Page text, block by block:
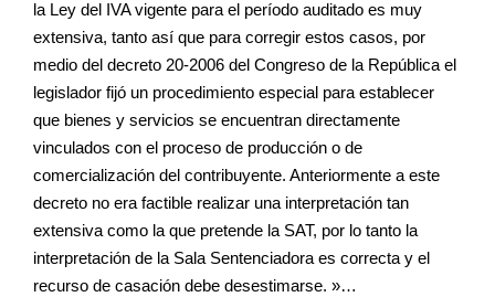
la Ley del IVA vigente para el período auditado es muy
extensiva, tanto así que para corregir estos casos, por
medio del decreto 20-2006 del Congreso de la República el
legislador fijó un procedimiento especial para establecer
que bienes y servicios se encuentran directamente
vinculados con el proceso de producción o de
comercialización del contribuyente. Anteriormente a este
decreto no era factible realizar una interpretación tan
extensiva como la que pretende la SAT, por lo tanto la
interpretación de la Sala Sentenciadora es correcta y el
recurso de casación debe desestimarse. »…